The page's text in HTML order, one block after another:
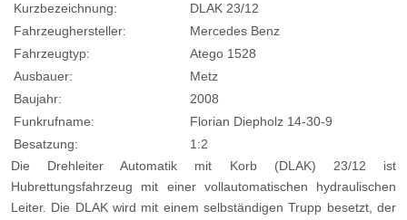
Kurzbezeichnung:
DLAK 23/12
Fahrzeughersteller:
Mercedes Benz
Fahrzeugtyp:
Atego 1528
Ausbauer:
Metz
Baujahr:
2008
Funkrufname:
Florian Diepholz 14-30-9
Besatzung:
1:2
Die Drehleiter Automatik mit Korb (DLAK) 23/12 ist
Hubrettungsfahrzeug mit einer vollautomatischen hydraulischen
Leiter. Die DLAK wird mit einem selbständigen Trupp besetzt, der